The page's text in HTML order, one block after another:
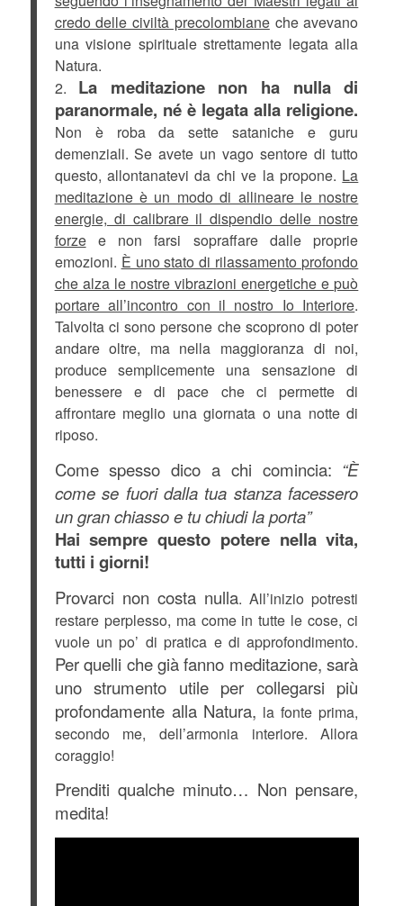
credo delle civiltà precolombianeche avevano
una visione spirituale strettamente legata alla
Natura.
2. La meditazione non ha nulla di
paranormale, né è legata alla religione.
Non è roba da sette sataniche e guru
demenziali. Se avete un vago sentore di tutto
questo, allontanatevi da chi ve la propone. La
meditazione è un modo di allineare le nostre
energie, di calibrare il dispendio delle nostre
forzee non farsi sopraffare dalle proprie
emozioni. È uno stato di rilassamento profondo
che alza le nostre vibrazioni energetiche e può
portare all’incontro con il nostro Io Interiore.
Talvolta ci sono persone che scoprono di poter
andare oltre, ma nella maggioranza di noi,
produce semplicemente una sensazione di
benessere e di pace che ci permette di
affrontare meglio una giornata o una notte di
riposo.
Come spesso dico a chi comincia: “È
come se fuori dalla tua stanza facessero
un gran chiasso e tu chiudi la porta”
Hai sempre questo potere nella vita,
tutti i giorni!
Provarci non costa nulla. All’inizio potresti
restare perplesso, ma come in tutte le cose, ci
vuole un po’ di pratica e di approfondimento.
Per quelli che già fanno meditazione, sarà
uno strumento utile per collegarsi più
profondamente alla Natura, la fonte prima,
secondo me, dell’armonia interiore. Allora
coraggio!
Prenditi qualche minuto… Non pensare,
medita!